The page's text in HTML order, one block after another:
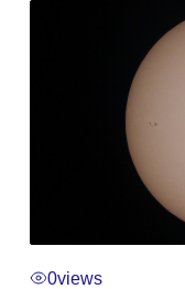
0views